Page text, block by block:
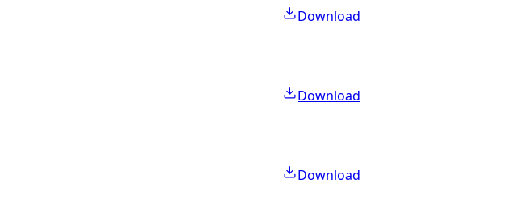
Download
Download
Download